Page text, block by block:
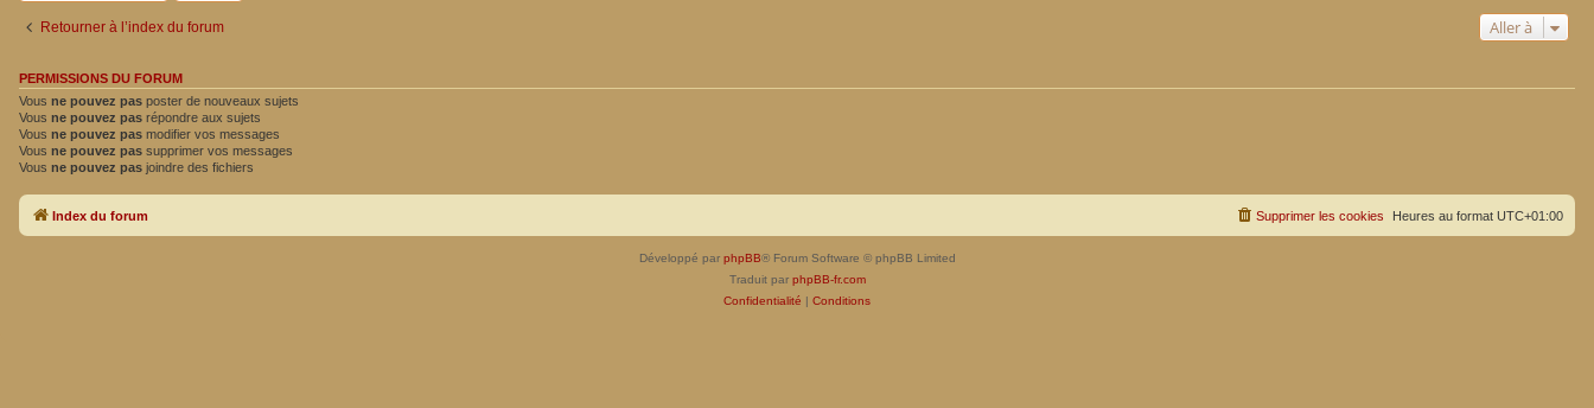
Retourner à l’index du forum Aller à
PERMISSIONS DU FORUM
Vous ne pouvez pas poster de nouveaux sujets
Vous ne pouvez pas répondre aux sujets
Vous ne pouvez pas modifier vos messages
Vous ne pouvez pas supprimer vos messages
Vous ne pouvez pas joindre des fichiers
Index du forum Heures au format UTC+01:00
Supprimer les cookies
Développé par phpBB® Forum Software © phpBB Limited
Traduit par phpBB-fr.com
Confidentialité | Conditions